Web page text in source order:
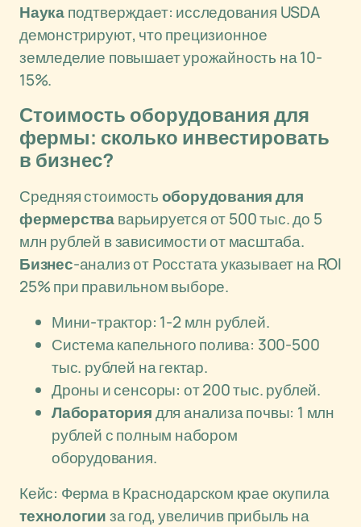
Наукаподтверждает: исследования USDA
демонстрируют, что прецизионное
земледелие повышает урожайность на 10-
15%.
Стоимость оборудования для
фермы: сколько инвестировать
в бизнес?
Средняя стоимостьоборудования для
фермерстваварьируется от 500 тыс. до 5
млн рублей в зависимости от масштаба.
Бизнес-анализ от Росстата указывает на ROI
25% при правильном выборе.
Мини-трактор: 1-2 млн рублей.
Система капельного полива: 300-500
тыс. рублей на гектар.
Дроны и сенсоры: от 200 тыс. рублей.
Лабораториядля анализа почвы: 1 млн
рублей с полным набором
оборудования.
Кейс: Ферма в Краснодарском крае окупила
технологииза год, увеличив прибыль на